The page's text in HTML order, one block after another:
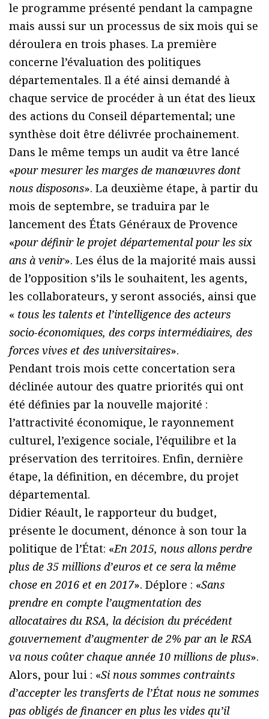
le programme présenté pendant la campagne
mais aussi sur un processus de six mois qui se
déroulera en trois phases. La première
concerne l’évaluation des politiques
départementales. Il a été ainsi demandé à
chaque service de procéder à un état des lieux
des actions du Conseil départemental; une
synthèse doit être délivrée prochainement.
Dans le même temps un audit va être lancé
«pour mesurer les marges de manœuvres dont
nous disposons». La deuxième étape, à partir du
mois de septembre, se traduira par le
lancement des États Généraux de Provence
«pour définir le projet départemental pour les six
ans à venir». Les élus de la majorité mais aussi
de l’opposition s’ils le souhaitent, les agents,
les collaborateurs, y seront associés, ainsi que
« tous les talents et l’intelligence des acteurs
socio-économiques, des corps intermédiaires, des
forces vives et des universitaires».
Pendant trois mois cette concertation sera
déclinée autour des quatre priorités qui ont
été définies par la nouvelle majorité :
l’attractivité économique, le rayonnement
culturel, l’exigence sociale, l’équilibre et la
préservation des territoires. Enfin, dernière
étape, la définition, en décembre, du projet
départemental.
Didier Réault, le rapporteur du budget,
présente le document, dénonce à son tour la
politique de l’État: «En 2015, nous allons perdre
plus de 35 millions d’euros et ce sera la même
chose en 2016 et en 2017». Déplore : «Sans
prendre en compte l’augmentation des
allocataires du RSA, la décision du précédent
gouvernement d’augmenter de 2% par an le RSA
va nous coûter chaque année 10 millions de plus».
Alors, pour lui : «Si nous sommes contraints
d’accepter les transferts de l’État nous ne sommes
pas obligés de financer en plus les vides qu’il